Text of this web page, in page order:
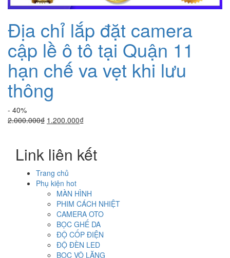
Địa chỉ lắp đặt camera
cập lề ô tô tại Quận 11
hạn chế va vẹt khi lưu
thông
- 40%
2.000.000₫ Giá
2.000.000₫.
1.200.000₫Giá
là:
1.200.000₫.
Link liên kết
Trang chủ
Phụ kiện hot
MÀN HÌNH
PHIM CÁCH NHIỆT
CAMERA OTO
BỌC GHẾ DA
ĐỘ CỐP ĐIỆN
ĐỘ ĐÈN LED
BỌC VÔ LĂNG